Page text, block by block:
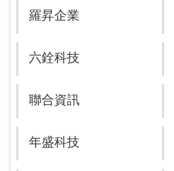
羅昇企業
六銓科技
聯合資訊
年盛科技